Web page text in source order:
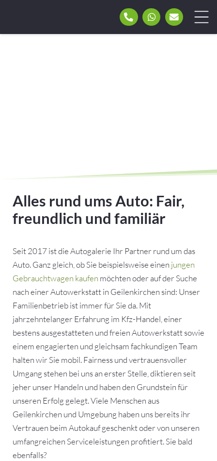
Alles rund ums Auto: Fair,
freundlich und familiär
Seit 2017 ist die Autogalerie Ihr Partner rund um das
Auto. Ganz gleich, ob Sie beispielsweise einen jungen
Gebrauchtwagen kaufen möchten oder auf der Suche
nach einer Autowerkstatt in Geilenkirchen sind: Unser
Familienbetrieb ist immer für Sie da. Mit
jahrzehntelanger Erfahrung im Kfz-Handel, einer
bestens ausgestatteten und freien Autowerkstatt sowie
einem engagierten und gleichsam fachkundigen Team
halten wir Sie mobil. Fairness und vertrauensvoller
Umgang stehen bei uns an erster Stelle, diktieren seit
jeher unser Handeln und haben den Grundstein für
unseren Erfolg gelegt. Viele Menschen aus
Geilenkirchen und Umgebung haben uns bereits ihr
Vertrauen beim Autokauf geschenkt oder von unseren
umfangreichen Serviceleistungen profitiert. Sie bald
ebenfalls?